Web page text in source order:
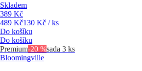
Skladem
389 Kč
489 Kč130 Kč / ks
Do košíku
Do košíku
Premium-20 %sada 3 ks
Bloomingville